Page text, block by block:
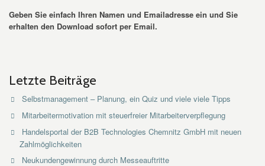
Geben Sie einfach Ihren Namen und Emailadresse ein und Sie
erhalten den Download sofort per Email.
Letzte Beiträge
Selbstmanagement – Planung, ein Quiz und viele viele Tipps
Mitarbeitermotivation mit steuerfreier Mitarbeiterverpflegung
Handelsportal der B2B Technologies Chemnitz GmbH mit neuen
Zahlmöglichkeiten
Neukundengewinnung durch Messeauftritte